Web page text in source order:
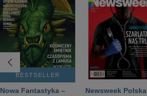
BESTSELLER
Nowa Fantastyka –
Newsweek Polska